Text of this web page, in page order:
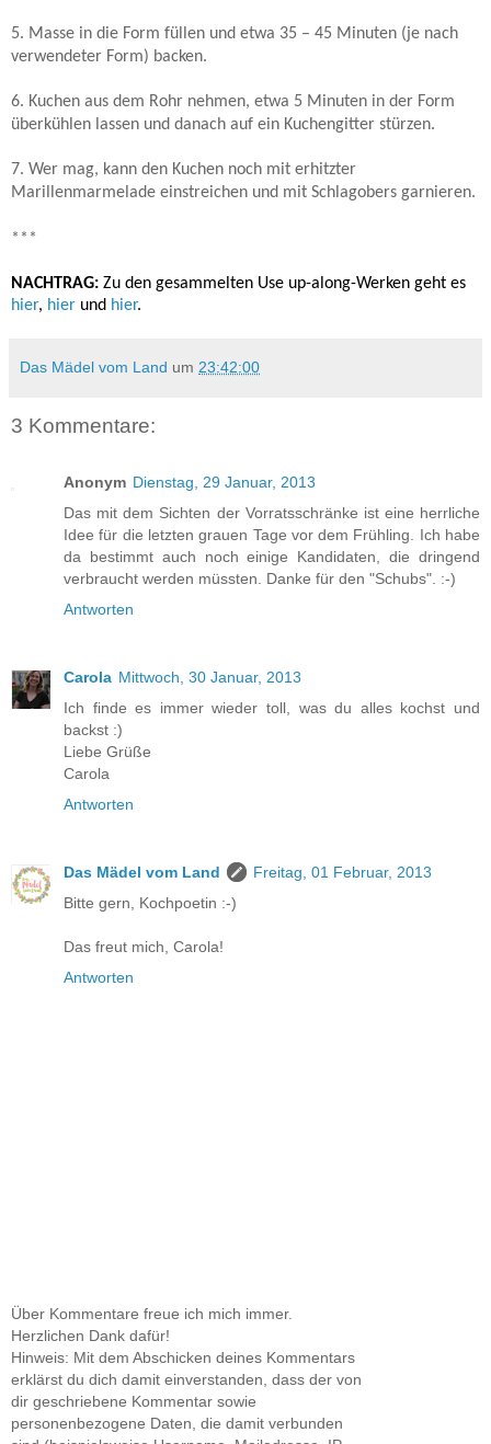
5. Masse in die Form füllen und etwa 35 – 45 Minuten (je nach
verwendeter Form) backen.
6. Kuchen aus dem Rohr nehmen, etwa 5 Minuten in der Form
überkühlen lassen und danach auf ein Kuchengitter stürzen.
7. Wer mag, kann den Kuchen noch mit erhitzter
Marillenmarmelade einstreichen und mit Schlagobers garnieren.
***
NACHTRAG: Zu den gesammelten Use up-along-Werken geht es
hier, hier und hier.
Das Mädel vom Land um 23:42:00
3 Kommentare:
Anonym Dienstag, 29 Januar, 2013
Das mit dem Sichten der Vorratsschränke ist eine herrliche
Idee für die letzten grauen Tage vor dem Frühling. Ich habe
da bestimmt auch noch einige Kandidaten, die dringend
verbraucht werden müssten. Danke für den "Schubs". :-)
Antworten
Carola Mittwoch, 30 Januar, 2013
Ich finde es immer wieder toll, was du alles kochst und
backst :)
Liebe Grüße
Carola
Antworten
Das Mädel vom Land
Freitag, 01 Februar, 2013
Bitte gern, Kochpoetin :-)
Das freut mich, Carola!
Antworten
Über Kommentare freue ich mich immer.
Herzlichen Dank dafür!
Hinweis: Mit dem Abschicken deines Kommentars
erklärst du dich damit einverstanden, dass der von
dir geschriebene Kommentar sowie
personenbezogene Daten, die damit verbunden